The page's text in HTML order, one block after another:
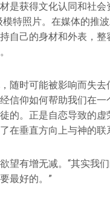
是获得文化认同和社
特照片。在媒体的推
自己的身材和外表，
随时可能被影响而失
信仰如何帮助我们在
的。正是自恋导致的
在垂直方向上与神的联
望有增无减。“其实我
最好的。”